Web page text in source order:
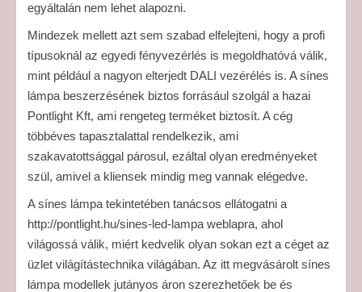
egyáltalán nem lehet alapozni.
Mindezek mellett azt sem szabad elfelejteni, hogy a profi
típusoknál az egyedi fényvezérlés is megoldhatóvá válik,
mint például a nagyon elterjedt DALI vezérélés is. A sínes
lámpa beszerzésének biztos forrásául szolgál a hazai
Pontlight Kft, ami rengeteg terméket biztosít. A cég
többéves tapasztalattal rendelkezik, ami
szakavatottsággal párosul, ezáltal olyan eredményeket
szül, amivel a kliensek mindig meg vannak elégedve.
A sínes lámpa tekintetében tanácsos ellátogatni a
http://pontlight.hu/sines-led-lampa weblapra, ahol
világossá válik, miért kedvelik olyan sokan ezt a céget az
üzlet világítástechnika világában. Az itt megvásárolt sínes
lámpa modellek jutányos áron szerezhetőek be és